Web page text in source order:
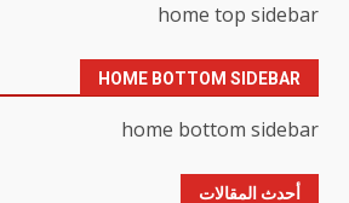
home top sidebar
HOME BOTTOM SIDEBAR
home bottom sidebar
أحدث المقالات